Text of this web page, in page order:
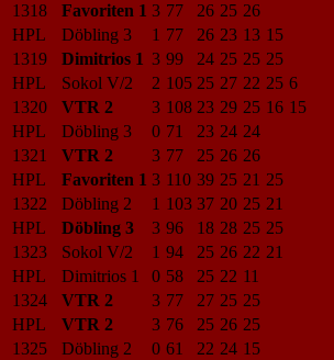
1318
Favoriten 1 3 77 26 25 26
HPL
Döbling 3 1 77 26 23 13 15
1319
Dimitrios 1 3 99 24 25 25 25
HPL
Sokol V/2 2 105 25 27 22 25 6
1320
VTR 2 3 108 23 29 25 16 15
HPL
Döbling 3 0 71 23 24 24
1321
VTR 2 3 77 25 26 26
HPL
Favoriten 1 3 110 39 25 21 25
1322
Döbling 2 1 103 37 20 25 21
HPL
Döbling 3 3 96 18 28 25 25
1323
Sokol V/2 1 94 25 26 22 21
HPL
Dimitrios 1 0 58 25 22 11
1324
VTR 2 3 77 27 25 25
HPL
VTR 2 3 76 25 26 25
1325
Döbling 2 0 61 22 24 15